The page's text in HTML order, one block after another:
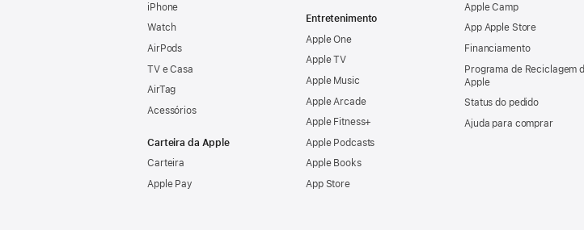
iPhone
Watch
AirPods
TV e Casa
AirTag
Acessórios
Carteira da Apple
Carteira
Apple Pay
Entretenimento
Apple One
Apple TV
Apple Music
Apple Arcade
Apple Fitness+
Apple Podcasts
Apple Books
App Store
Apple Camp
App Apple Store
Financiamento
Programa de Reciclagem
Apple
Status do pedido
Ajuda para comprar